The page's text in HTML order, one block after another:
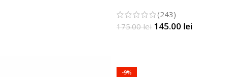
(243)
175.00lei 145.00 lei
-9%